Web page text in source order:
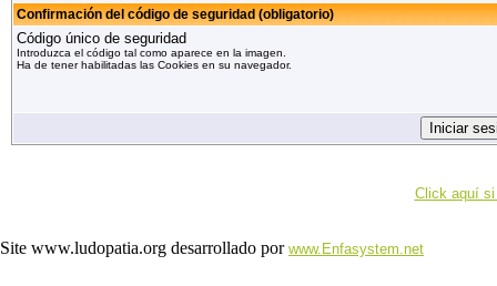
Confirmación del código de seguridad (obligatorio)
Código único de seguridad
Introduzca el código tal como aparece en la imagen.
Ha de tener habilitadas las Cookies en su navegador.
Click aquí si
Site www.ludopatia.org desarrollado por www.Enfasystem.net